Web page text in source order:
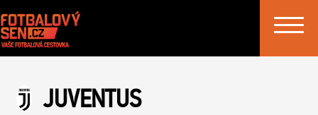
Toggle
JUVENTUS